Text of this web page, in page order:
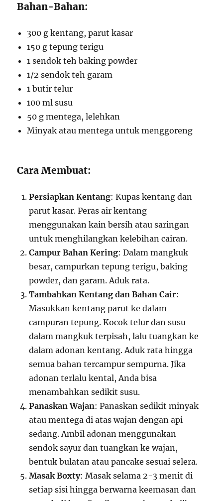
Bahan-Bahan:
300 g kentang, parut kasar
150 g tepung terigu
1 sendok teh baking powder
1/2 sendok teh garam
1 butir telur
100 ml susu
50 g mentega, lelehkan
Minyak atau mentega untuk menggoreng
Cara Membuat:
Persiapkan Kentang: Kupas kentang dan
parut kasar. Peras air kentang
menggunakan kain bersih atau saringan
untuk menghilangkan kelebihan cairan.
Campur Bahan Kering: Dalam mangkuk
besar, campurkan tepung terigu, baking
powder, dan garam. Aduk rata.
Tambahkan Kentang dan Bahan Cair:
Masukkan kentang parut ke dalam
campuran tepung. Kocok telur dan susu
dalam mangkuk terpisah, lalu tuangkan ke
dalam adonan kentang. Aduk rata hingga
semua bahan tercampur sempurna. Jika
adonan terlalu kental, Anda bisa
menambahkan sedikit susu.
Panaskan Wajan: Panaskan sedikit minyak
atau mentega di atas wajan dengan api
sedang. Ambil adonan menggunakan
sendok sayur dan tuangkan ke wajan,
bentuk bulatan atau pancake sesuai selera.
Masak Boxty: Masak selama 2-3 menit di
setiap sisi hingga berwarna keemasan dan